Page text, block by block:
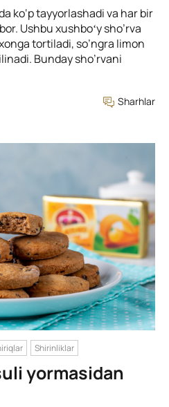
ko‘p tayyorlashadi va har bir
Ushbu xushboʻy sho’rva
tortiladi, so’ngra limon
Bunday sho’rvani
Sharhlar
Shirinliklar
yormasidan